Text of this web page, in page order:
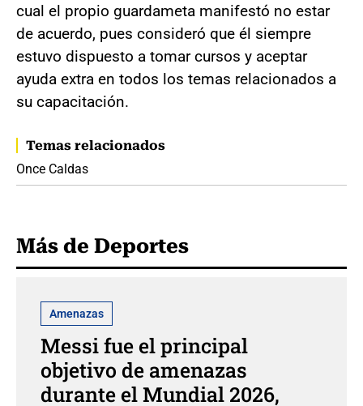
cual el propio guardameta manifestó no estar
de acuerdo, pues consideró que él siempre
estuvo dispuesto a tomar cursos y aceptar
ayuda extra en todos los temas relacionados a
su capacitación.
Temas relacionados
Once Caldas
Más de Deportes
Amenazas
Messi fue el principal
objetivo de amenazas
durante el Mundial 2026,